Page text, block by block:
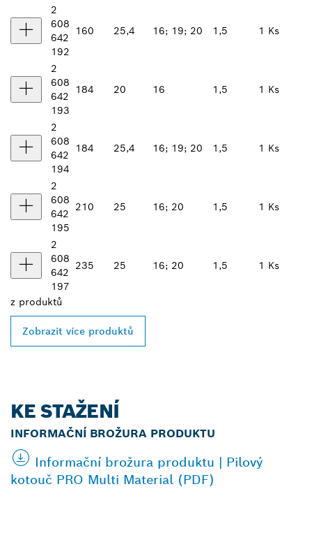
2
608
642
192
160 25,4 16; 19; 20 1,5 1 Ks
2
608
642
193
184 20 16 1,5 1 Ks
2
608
642
194
184 25,4 16; 19; 20 1,5 1 Ks
2
608
642
195
210 25 16; 20 1,5 1 Ks
2
608
642
197
235 25 16; 20 1,5 1 Ks
z produktů
Zobrazit více produktů
KE STAŽENÍ
INFORMAČNÍ BROŽURA PRODUKTU
Informační brožura produktu | Pilový
kotouč PRO Multi Material (PDF)